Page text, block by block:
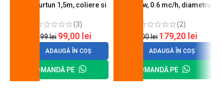
butelie, furtun 1,5m, coliere si
(3)
120,99lei 99,00 lei
ADAUGĂ ÎN COȘ
COMANDĂ PE
A600, 6 kw, 0.6 mc/h, diametru
(2)
200,00lei 179,20 lei
ADAUGĂ ÎN COȘ
COMANDĂ PE